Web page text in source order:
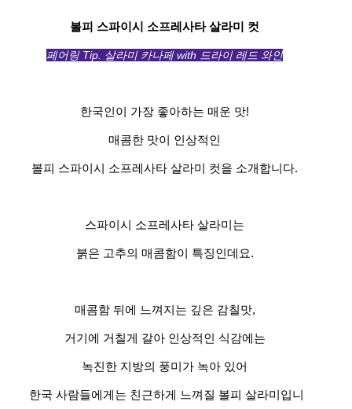
볼피 스파이시 소프레사타 살라미 컷
페어링 Tip. 살라미 카나페 with 드라이 레드 와인
한국인이 가장 좋아하는 매운 맛!
매콤한 맛이 인상적인
볼피 스파이시 소프레사타 살라미 컷을 소개합니다.
스파이시 소프레사타 살라미는
붉은 고추의 매콤함이 특징인데요.
매콤함 뒤에 느껴지는 깊은 감칠맛,
거기에 거칠게 갈아 인상적인 식감에는
녹진한 지방의 풍미가 녹아 있어
한국 사람들에게는 친근하게 느껴질 볼피 살라미입니